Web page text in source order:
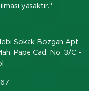
yasaktır."
Sokak Bozgan Apt.
Pape Cad. No: 3/C -